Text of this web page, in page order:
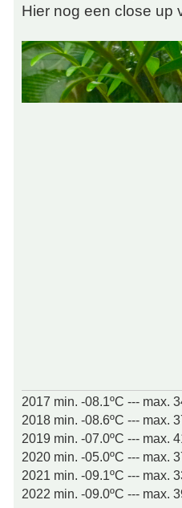
Hier nog een close up
2017 min. -08.1ºC --- max.
2018 min. -08.6ºC --- max.
2019 min. -07.0ºC --- max.
2020 min. -05.0ºC --- max.
2021 min. -09.1ºC --- max.
2022 min. -09.0ºC --- max.